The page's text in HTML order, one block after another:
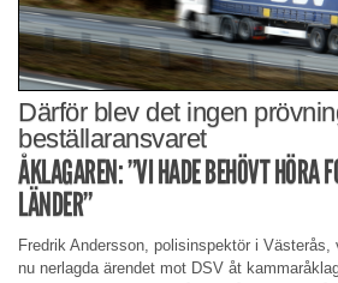
Därför blev det ingen
beställaransvaret
ÅKLAGAREN: ”VI HADE BEHÖVT HÖRA
LÄNDER”
Fredrik Andersson, polisinspektör i Västerås,
nu nerlagda ärendet mot DSV åt